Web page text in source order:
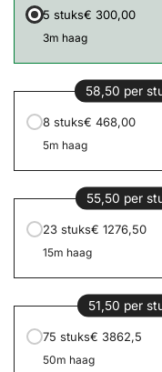
5 stuks€ 300,00
3m haag
58,50 per
8 stuks€ 468,00
5m haag
55,50 per
23 stuks€ 1276,50
15m haag
51,50 per
75 stuks€ 3862,5
50m haag